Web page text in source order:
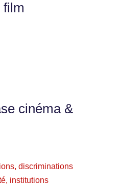
film
cinéma &
discriminations
institutions